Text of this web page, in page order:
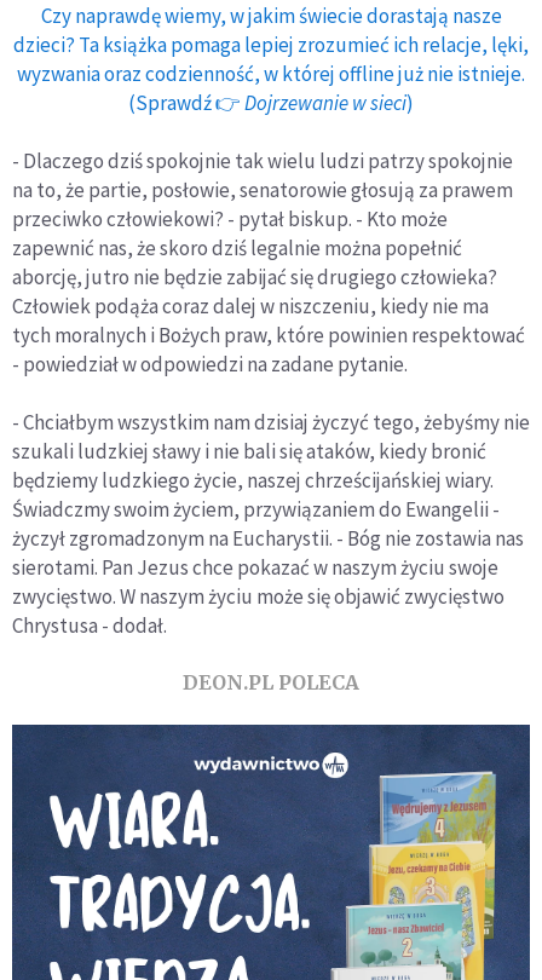
Czy naprawdę wiemy, w jakim świecie dorastają nasze
dzieci? Ta książka pomaga lepiej zrozumieć ich relacje, lęki,
wyzwania oraz codzienność, w której offline już nie istnieje.
(Sprawdź 👉Dojrzewanie w sieci)
- Dlaczego dziś spokojnie tak wielu ludzi patrzy spokojnie
na to, że partie, posłowie, senatorowie głosują za prawem
przeciwko człowiekowi? - pytał biskup. - Kto może
zapewnić nas, że skoro dziś legalnie można popełnić
aborcję, jutro nie będzie zabijać się drugiego człowieka?
Człowiek podąża coraz dalej w niszczeniu, kiedy nie ma
tych moralnych i Bożych praw, które powinien respektować
- powiedział w odpowiedzi na zadane pytanie.
- Chciałbym wszystkim nam dzisiaj życzyć tego, żebyśmy nie
szukali ludzkiej sławy i nie bali się ataków, kiedy bronić
będziemy ludzkiego życie, naszej chrześcijańskiej wiary.
Świadczmy swoim życiem, przywiązaniem do Ewangelii -
życzył zgromadzonym na Eucharystii. - Bóg nie zostawia nas
sierotami. Pan Jezus chce pokazać w naszym życiu swoje
zwycięstwo. W naszym życiu może się objawić zwycięstwo
Chrystusa - dodał.
DEON.PL POLECA